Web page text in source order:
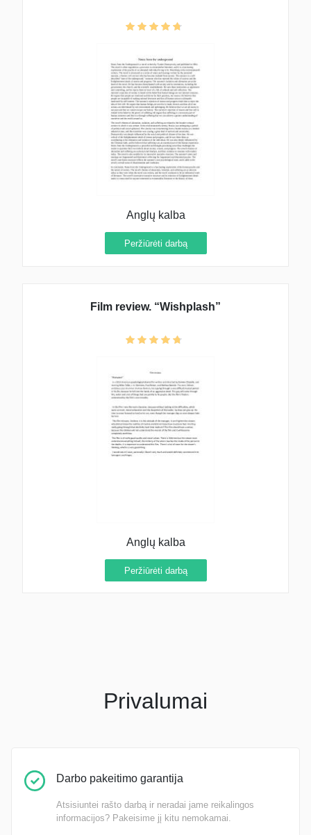
Anglų kalba
Peržiūrėti darbą
Film review. “Wishplash”
Anglų kalba
Peržiūrėti darbą
Privalumai
Darbo pakeitimo garantija
Atsisiuntei rašto darbą ir neradai jame reikalingos
informacijos? Pakeisime jį kitu nemokamai.